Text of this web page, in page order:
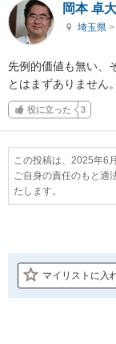
岡本 卓大
埼玉県 >
先例的価値も無い、
とはまずありません。
役に立った 3
この投稿は、2025年6
ご自身の責任のもと適
たします。
マイリストに入